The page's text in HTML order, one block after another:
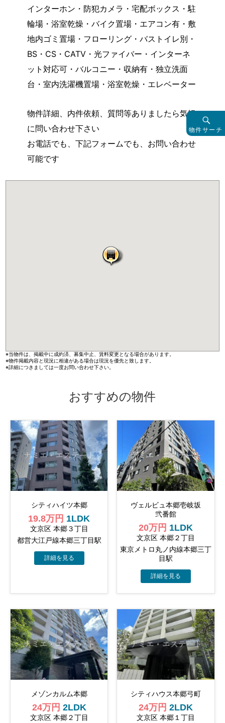
インターホン・防犯カメラ・宅配ボックス・駐
輪場・浴室乾燥・バイク置場・エアコン有・敷
地内ゴミ置場・フローリング・バストイレ別・
BS・CS・CATV・光ファイバー・インターネ
ット対応可・バルコニー・収納有・独立洗面
台・室内洗濯機置場・浴室乾燥・エレベーター
物件詳細、内件依頼、質問等ありましたら気軽
に問い合わせ下さい
お電話でも、下記フォームでも、お問い合わせ
可能です
※当物件は、掲載中に成約済、募集中止、賃料変更となる場合があります。
※物件掲載内容と現況に相違がある場合は現況を優先と致します。
※詳細につきましては一度お問い合わせ下さい。
おすすめの物件
シティハイツ本郷
19.8万円 1LDK
文京区 本郷３丁目
都営大江戸線本郷三丁目駅
ヴェルビュ本郷壱岐坂
弐番館
20万円 1LDK
文京区 本郷２丁目
東京メトロ丸ノ内線本郷三丁
目駅
メゾンカルム本郷
24万円 2LDK
文京区 本郷２丁目
シティハウス本郷弓町
24万円2LDK
文京区 本郷１丁目
物件サーチ